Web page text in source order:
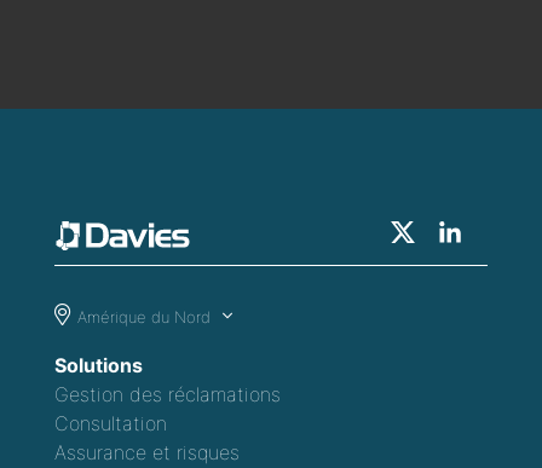
Amérique du Nord
Solutions
Gestion des réclamations
Consultation
Assurance et risques